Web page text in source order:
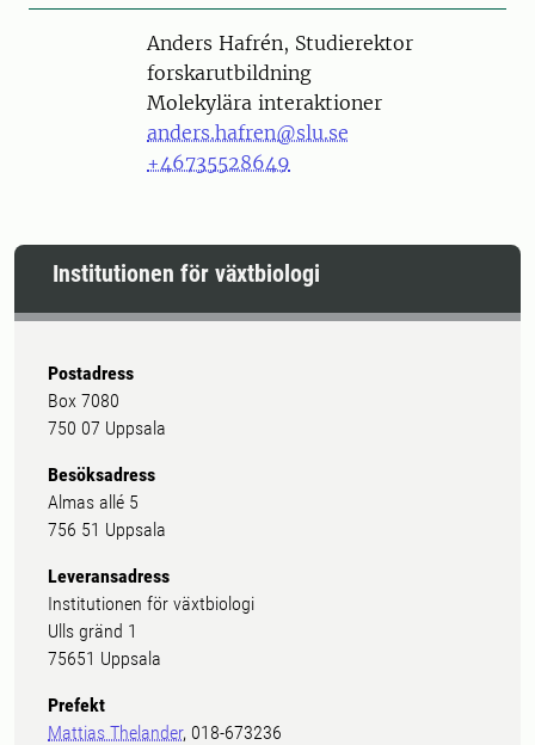
PersonAnders Hafrén, Studierektor
forskarutbildning
Molekylära interaktioner
anders.hafren@slu.se
+46735528649
Institutionen för växtbiologi
Postadress
Box 7080
750 07 Uppsala
Besöksadress
Almas allé 5
756 51 Uppsala
Leveransadress
Institutionen för växtbiologi
Ulls gränd 1
75651 Uppsala
Prefekt
Mattias Thelander, 018-673236